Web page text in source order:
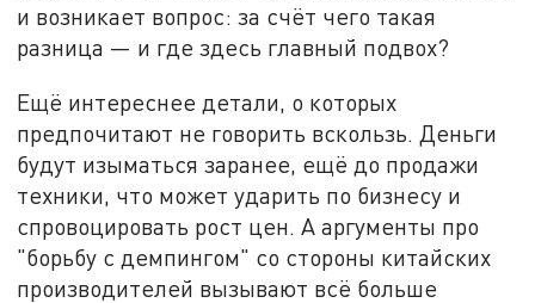
и возникает вопрос: за счёт чего такая
разница — и где здесь главный подвох?
Ещё интереснее детали, о которых
предпочитают не говорить вскользь. Деньги
будут изыматься заранее, ещё до продажи
техники, что может ударить по бизнесу и
спровоцировать рост цен. А аргументы про
"борьбу с демпингом" со стороны китайских
производителей вызывают всё больше